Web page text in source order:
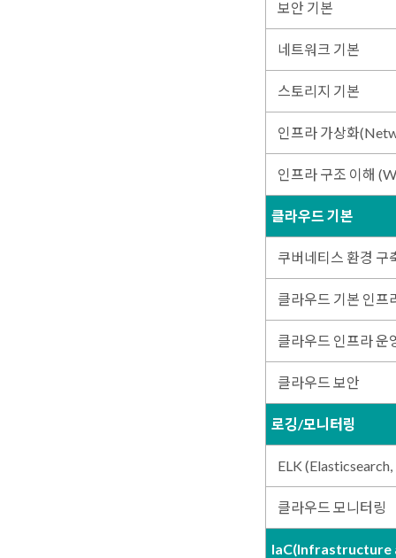
보안 기본
네트워크 기본
스토리지 기본
인프라 가상화
인프라 구조 이해
클라우드 기본
쿠버네티스 환경 구
클라우드 기본 인프
클라우드 인프라 운
클라우드 보안
로깅/모니터링
ELK
클라우드 모니터링
IaC(Infrastructure